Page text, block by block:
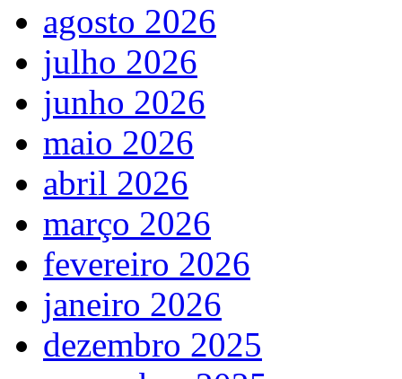
agosto 2026
julho 2026
junho 2026
maio 2026
abril 2026
março 2026
fevereiro 2026
janeiro 2026
dezembro 2025